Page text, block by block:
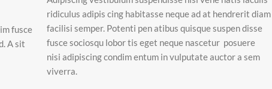
fusce
A sit
ridiculus adipis cing habitasse neque ad at hendrerit diam
facilisi semper. Potenti pen atibus quisque suspen disse
fusce sociosqu lobor tis eget neque nascetur posuere
nisi adipiscing condim entum in vulputate auctor a sem
viverra.